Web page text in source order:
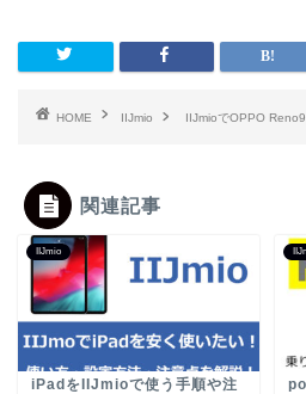
HOME IIJmio IIJmioでOPPO
関連記事
IIJmio
iPadをIIJmioで使う手順や注